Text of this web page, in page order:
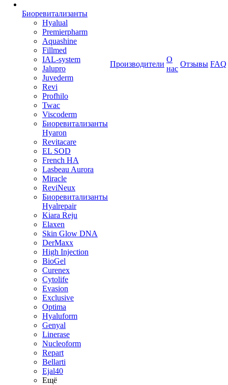
Биоревитализанты
Hyalual
Premierpharm
Aquashine
Fillmed
IAL-system
Jalupro
Juvederm
Revi
Profhilo
Twac
Viscoderm
Биоревитализанты
Hyaron
Revitacare
EL SOD
French HA
Lasbeau Aurora
Miracle
ReviNeux
Биоревитализанты
Hyalrepair
Kiara Reju
Elaxen
Skin Glow DNA
DerMaxx
High Injection
BioGel
Curenex
Cytolife
Evasion
Exclusive
Optima
Hyaluform
Genyal
Linerase
Nucleoform
Repart
Bellarti
Ejal40
Ещё
Производители
О
нас
Отзывы FAQ